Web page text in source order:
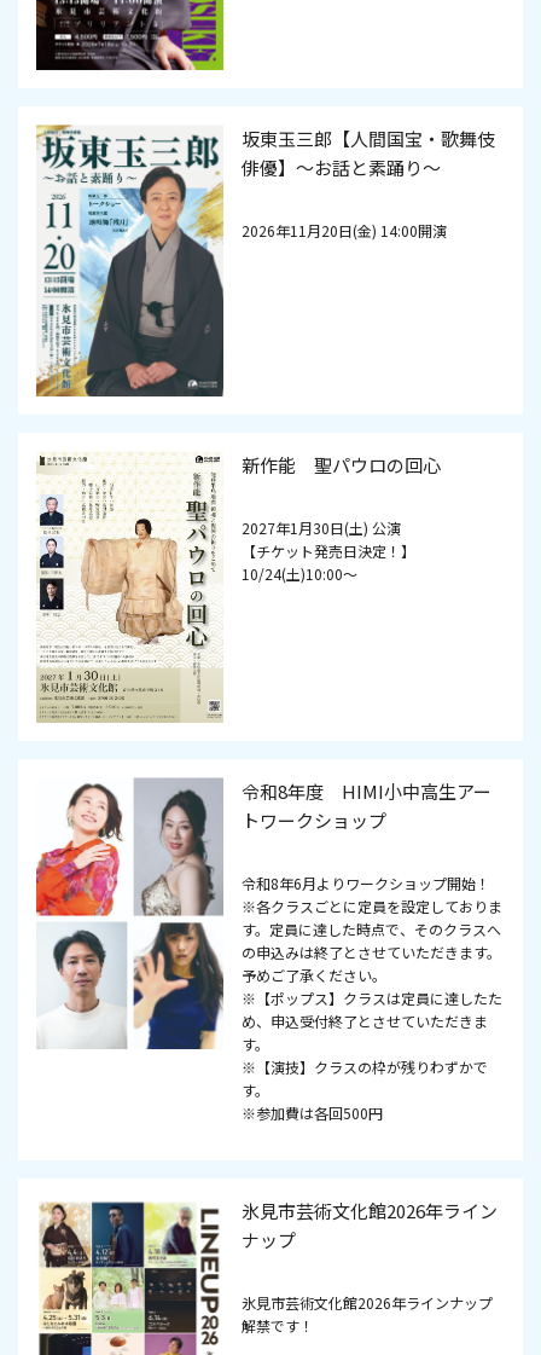
坂東玉三郎【人間国宝・歌舞伎
俳優】～お話と素踊り～
2026年11月20日(金) 14:00開演
新作能 聖パウロの回心
2027年1月30日(土) 公演
【チケット発売日決定！】
10/24(土)10:00～
令和8年度 HIMI小中高生アー
トワークショップ
令和8年6月よりワークショップ開始！
※各クラスごとに定員を設定しておりま
す。定員に達した時点で、そのクラスへ
の申込みは終了とさせていただきます。
予めご了承ください。
※【ポップス】クラスは定員に達したた
め、申込受付終了とさせていただきま
す。
※【演技】クラスの枠が残りわずかで
す。
※参加費は各回500円
氷見市芸術文化館2026年ライン
ナップ
氷見市芸術文化館2026年ラインナップ
解禁です！